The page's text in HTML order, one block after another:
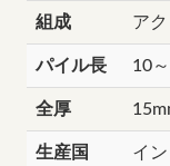
組成 ア
パイル長 10
全厚
生産国 イ